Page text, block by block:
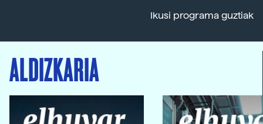
Ikusi programa guztiak
ALDIZKARIA